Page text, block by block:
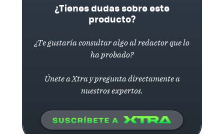
¿Tienes dudas sobre este
producto?
¿Te gustaría consultar algo al redactor que lo
ha probado?
Únete a Xtra y pregunta directamente a
nuestros expertos.